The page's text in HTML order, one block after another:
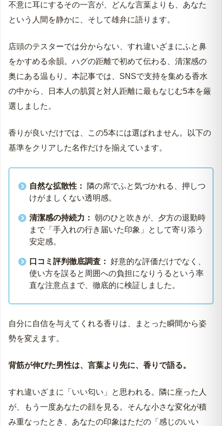
不意に耳にするその一言が、どんな言葉よりも、あなた
という人間を静かに、そして雄弁に語ります。
店頭のテスターでは分からない、すれ違いざまにふと鼻
をかすめる余韻。ハグの距離で初めて伝わる、清潔感の
奥にある温もり。本記事では、SNSで支持を集める香水
の中から、日本人の肌質と対人距離に最もなじむ5本を厳
選しました。
香りが良いだけでは、この5本には選ばれません。以下の
基準をクリアした名作だけを揃えています。
自然な拡散性：
隣の席でふと気づかれる、押しつ
けがましくない透明感。
清潔感の持続力： 朝のひと吹きが、夕方の退勤時
まで「手入れの行き届いた印象」として寄り添う
安定感。
口コミ評判徹底調査： 好意的な評価だけでなく、
使い方を誤ると周囲への負担になりうるという率
直な注意点まで、徹底的に検証しました。
自分に自信を与えてくれる香りは、まとった瞬間から姿
勢を変えます。
背筋が伸びた男性は、言葉より先に、香りで語る。
すれ違いざまに「いい匂い」と思われる。隣に座った人
が、もう一度あなたの顔を見る。そんな小さな変化が積
み重なったとき、あなたの印象はただの「感じのいい